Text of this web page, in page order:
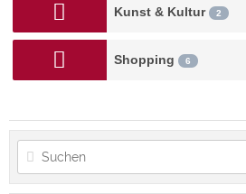
Kunst & Kultur 2
Shopping 6